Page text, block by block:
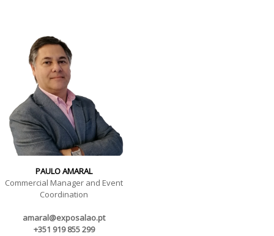
PAULO AMARAL
Commercial Manager and Event
Coordination
amaral@exposalao.pt
+351 919 855 299